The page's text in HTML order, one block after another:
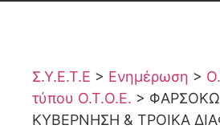
Σ.Υ.Ε.Τ.Ε > Ενημέρωση >
τύπου Ο.Τ.Ο.Ε. >
ΚΥΒΕΡΝΗΣΗ & ΤΡΟΙΚΑ